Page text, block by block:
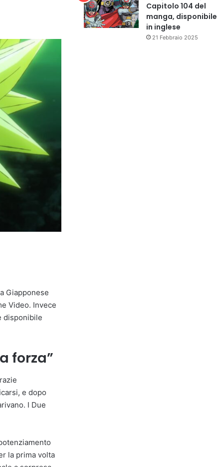
Giapponese
Video. Invece
disponibile
forza”
e dopo
I Due
la prima volta
Capitolo 104 del
manga, disponibile
in inglese
21 Febbraio 2025